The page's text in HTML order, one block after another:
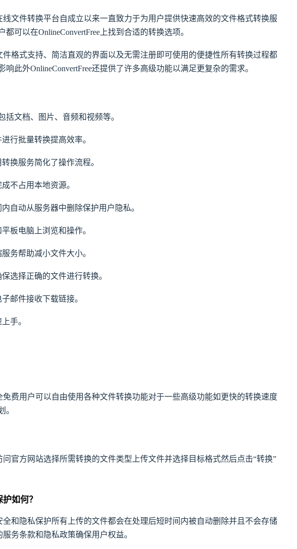
线文件转换平台自成立以来一直致力于为用户提供快速高效的文件格式转换服
可以在OnlineConvertFree上找到合适的转换选项。
件格式支持、简洁直观的界面以及无需注册即可使用的便捷性所有转换过程都
此外OnlineConvertFree还提供了许多高级功能以满足更复杂的需求。
括文档、图片、音频和视频等。
行批量转换提高效率。
换服务简化了操作流程。
不占用本地资源。
自动从服务器中删除保护用户隐私。
板电脑上浏览和操作。
务帮助减小文件大小。
选择正确的文件进行转换。
邮件接收下载链接。
手。
免费用户可以自由使用各种文件转换功能对于一些高级功能如更快的转换速度
。
问官方网站选择所需转换的文件类型上传文件并选择目标格式然后点击“转换”
如何？
全和隐私保护所有上传的文件都会在处理后短时间内被自动删除并且不会存储
务条款和隐私政策确保用户权益。